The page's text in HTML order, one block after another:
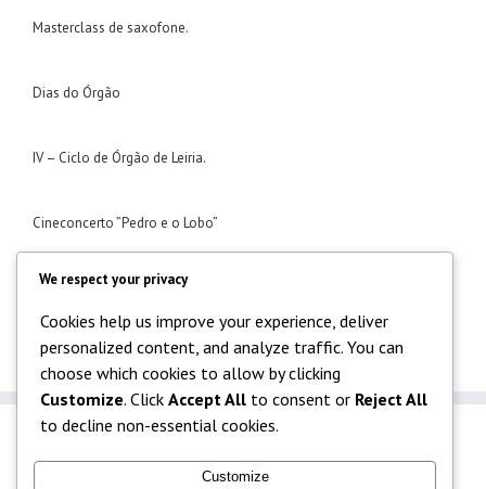
Masterclass de saxofone.
Dias do Órgão
IV – Ciclo de Órgão de Leiria.
Cineconcerto ”Pedro e o Lobo”
Masterclass de clarinete
We respect your privacy
Cookies help us improve your experience, deliver
personalized content, and analyze traffic. You can
choose which cookies to allow by clicking
Customize. Click Accept All to consent or Reject All
to decline non-essential cookies.
Customize